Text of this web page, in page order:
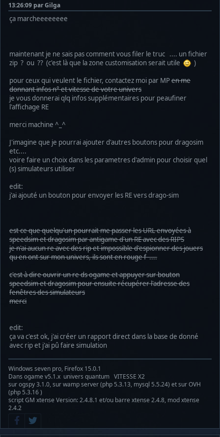
13:26:09 par Gilga
ça marcheeeeeeee
maintenant je ne sais pas comment vous filer le truc .... un fichier
zip ? ou ?? (c'est là que la zone customisation serait utile
)
pour ceux qui veulent le fichier, contactez moi par MPen me
donnant infos n° et vitesse de votre univers
je vous donnerai qlq infos supplémentaires pour peaufiner
l'affichage RE
merci machine ^_^
J'imagine que je pourrai ajouter d'autres boutons pour dragosim
etc....
voire faire un choix dans les parametres d'admin pour choisir quel
(s) simulateurs utiliser
edit:
j'ai ajouté un bouton pour envoyer les RE vers drago-sim
est ce que quelqu'un pourrait me passer les URL envoyées à
speedsim et dragosim par antigame d'un RE avec des RIPS
je n'ai aucun re avec des rip et impossible d'espionner des jouers
qu en ont sur mon univers, ils sont en rouge f ....
c'est à dire ouvrir un re ds ogame et appuyer sur bouton
speedsim et dragosim pour ensuite récupérer l'adresse des
fenêtres des simulateurs
merci
edit:
ça va c'est ok, j'ai créer un rapport direct dans la base de donné
avec rip et j'ai pû faire simulation
Windows seven pro, Firefox 15.0.1
Dans ogame v5.1.x univers quantum VITESSE X2
sur ogspy 3.1.0, sur wamp server (php 5.3.13, mysql 5.5.24) et sur OVH
(php 5.3.16 )
script GM xtense Version: 2.4.8.1 et/ou barre xtense 2.4.8, mod xtense
2.4.2